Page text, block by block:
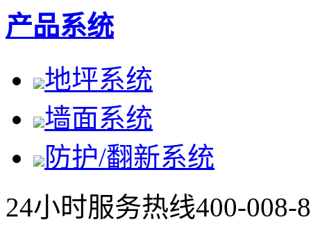
产品系统
地坪系统
墙面系统
防护/翻新系统
24小时服务热线400-008-